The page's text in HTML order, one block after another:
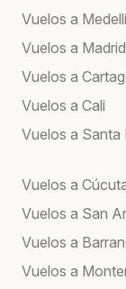
Vuelos a
Vuelos a Madrid
Vuelos a
Vuelos a Cali
Vuelos a Santa
Vuelos a
Vuelos a San
Vuelos a
Vuelos a